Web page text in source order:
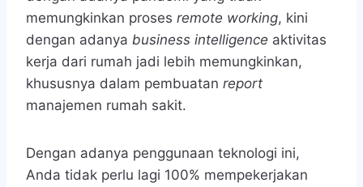
memungkinkan proses remote working, kini
dengan adanya business intelligence aktivitas
kerja dari rumah jadi lebih memungkinkan,
khususnya dalam pembuatan report
manajemen rumah sakit.
Dengan adanya penggunaan teknologi ini,
Anda tidak perlu lagi 100% mempekerjakan